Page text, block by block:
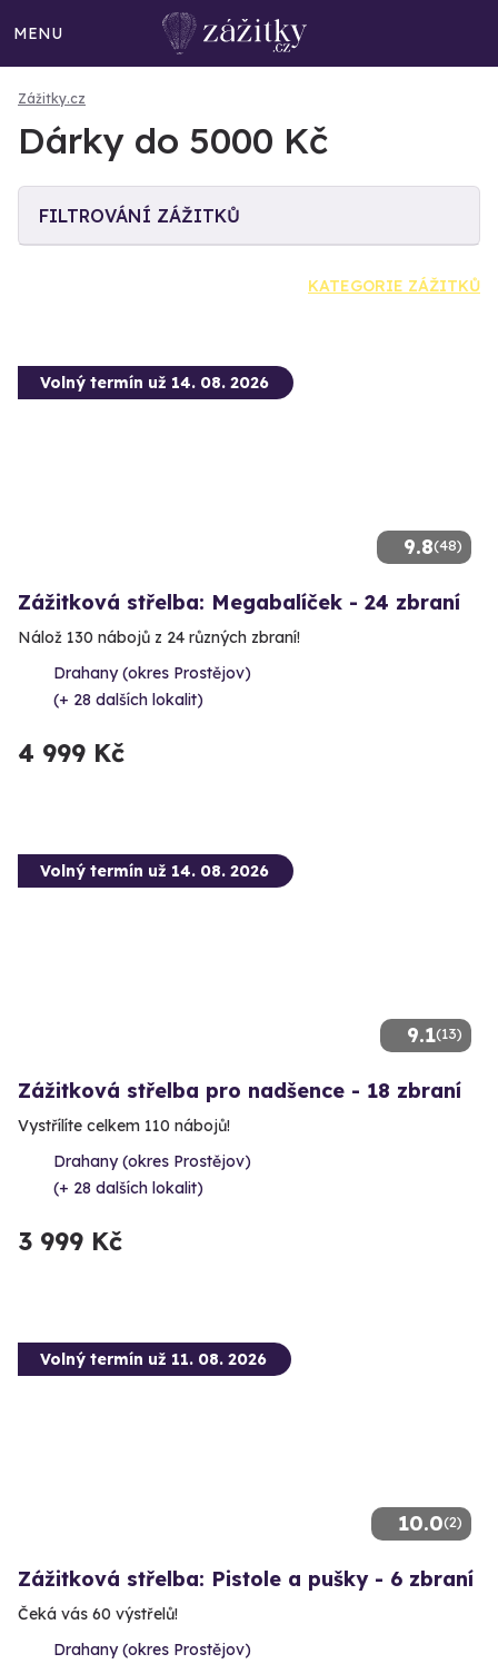
MENU
Zážitky.cz
Dárky do 5000 Kč
FILTROVÁNÍ ZÁŽITKŮ
KATEGORIE ZÁŽITKŮ
9.8(48)
Volný termín už 14. 08. 2026
Zážitková střelba: Megabalíček - 24 zbraní
Nálož 130 nábojů z 24 různých zbraní!
Drahany (okres Prostějov)
(+ 28 dalších lokalit)
4 999 Kč
9.1(13)
Volný termín už 14. 08. 2026
Zážitková střelba pro nadšence - 18 zbraní
Vystřílíte celkem 110 nábojů!
Drahany (okres Prostějov)
(+ 28 dalších lokalit)
3 999 Kč
10.0(2)
Volný termín už 11. 08. 2026
Zážitková střelba: Pistole a pušky - 6 zbraní
Čeká vás 60 výstřelů!
Drahany (okres Prostějov)